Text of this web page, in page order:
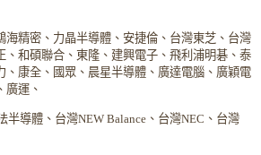
海精密、力晶半導體、安捷倫、台灣東芝、台灣
、和碩聯合、東隆、建興電子、飛利浦明碁、泰
、康全、國眾、晨星半導體、廣達電腦、廣穎電
廣運、
半導體、台灣NEW Balance、台灣NEC、台灣